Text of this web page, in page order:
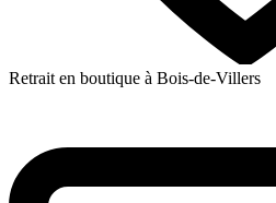
Retrait en boutique à Bois-de-Villers